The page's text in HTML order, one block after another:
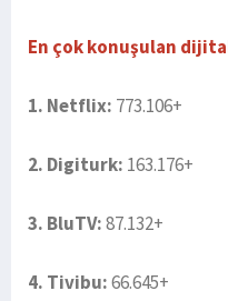
En çok konuşulan
1. Netflix: 773.106+
2. Digiturk: 163.176+
3. BluTV:87.132+
4. Tivibu:66.645+